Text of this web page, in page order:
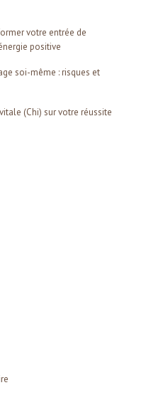
votre entrée de
positive
soi-même : risques et
(Chi) sur votre réussite